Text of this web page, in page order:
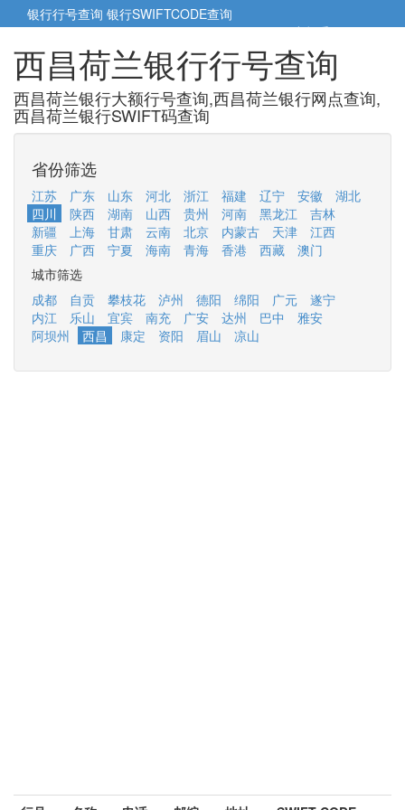
银行行号查询 银行SWIFTCODE查询
5cm小帮手5cm.cn
西昌荷兰银行行号查询
西昌荷兰银行大额行号查询,西昌荷兰银行网点查询,
西昌荷兰银行SWIFT码查询
省份筛选
江苏 广东 山东 河北 浙江 福建 辽宁 安徽
湖北
四川
陕西 湖南 山西 贵州 河南 黑龙江
吉林
新疆
上海 甘肃 云南 北京 内蒙古 天津
江西
重庆
广西 宁夏 海南 青海 香港 西藏
澳门
城市筛选
成都
自贡 攀枝花 泸州 德阳 绵阳 广元
遂宁
内江
乐山 宜宾 南充 广安 达州 巴中
雅安
阿坝州
西昌 康定 资阳 眉山 凉山